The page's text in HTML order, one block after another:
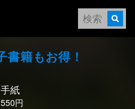
書籍もお得！
手紙
550円